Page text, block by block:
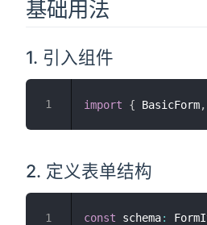
基础用法
1. 引入组件
import { BasicForm,
2. 定义表单结构
const schema: